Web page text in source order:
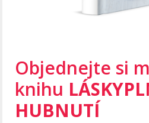
Objednejte si
knihu
HUBNUTÍ